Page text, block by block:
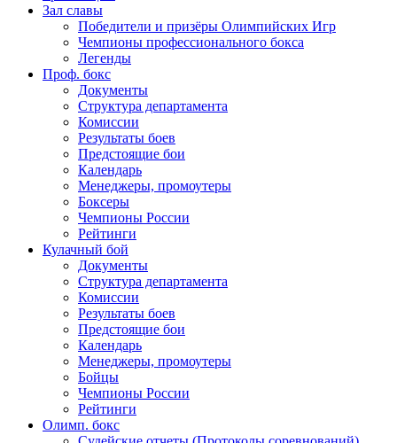
Зал славы
Победители и призёры Олимпийских Игр
Чемпионы профессионального бокса
Легенды
Проф. бокс
Документы
Структура департамента
Комиссии
Результаты боев
Предстоящие бои
Календарь
Менеджеры, промоутеры
Боксеры
Чемпионы России
Рейтинги
Кулачный бой
Документы
Структура департамента
Комиссии
Результаты боев
Предстоящие бои
Календарь
Менеджеры, промоутеры
Бойцы
Чемпионы России
Рейтинги
Олимп. бокс